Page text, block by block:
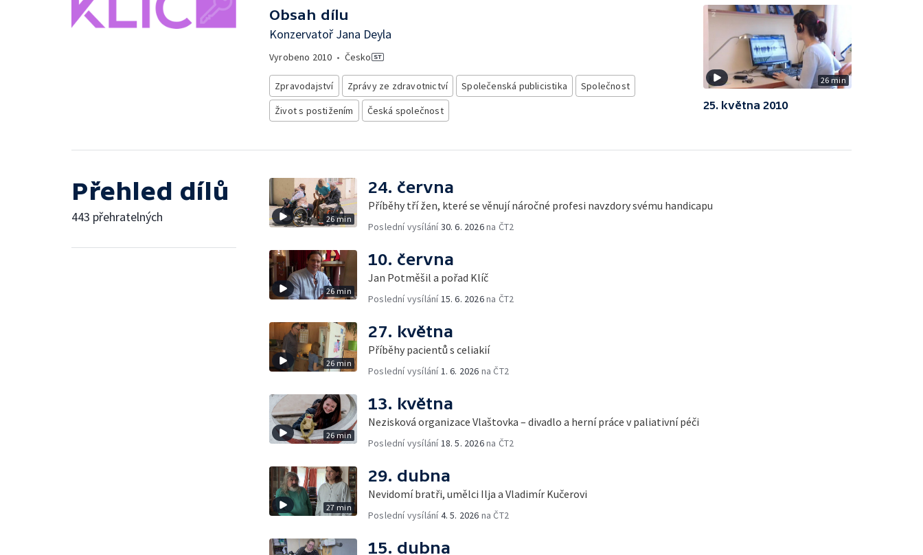
Obsah dílu
Konzervatoř Jana Deyla
Vyrobeno 2010 • Česko
Zpravodajství Zprávy ze zdravotnictví Společenská publicistika
Společnost
Život s postižením
Česká společnost
26 min
25. května 2010
Přehled dílů
443 přehratelných 26 min
24. června
Příběhy tří žen, které se věnují náročné profesi navzdory svému handicapu
Poslední vysílání30. 6. 2026na ČT2
26 min
10. června
Jan Potměšil a pořad Klíč
Poslední vysílání 15. 6. 2026na ČT2
26 min
27. května
Příběhy pacientů s celiakií
Poslední vysílání 1. 6. 2026 na ČT2
26 min
13. května
Nezisková organizace Vlaštovka – divadlo a herní práce v paliativní péči
Poslední vysílání 18. 5. 2026na ČT2
27 min
29. dubna
Nevidomí bratři, umělci Ilja a Vladimír Kučerovi
Poslední vysílání4. 5. 2026 na ČT2
15. dubna